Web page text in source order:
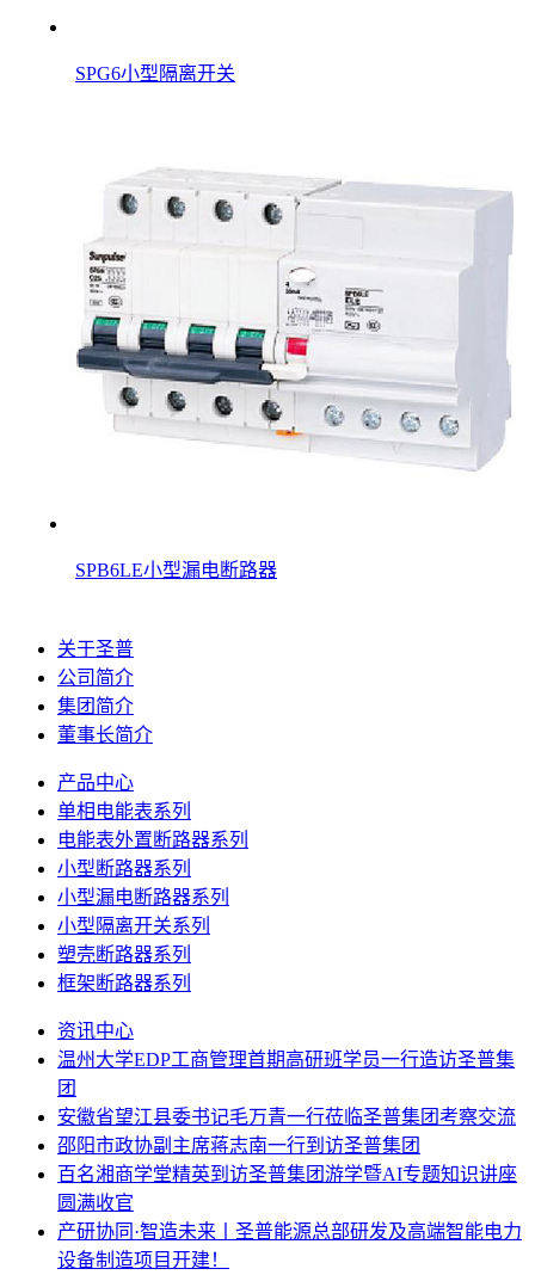
SPG6小型隔离开关
SPB6LE小型漏电断路器
关于圣普
公司简介
集团简介
董事长简介
产品中心
单相电能表系列
电能表外置断路器系列
小型断路器系列
小型漏电断路器系列
小型隔离开关系列
塑壳断路器系列
框架断路器系列
资讯中心
温州大学EDP工商管理首期高研班学员一行造访圣普集
团
安徽省望江县委书记毛万青一行莅临圣普集团考察交流
邵阳市政协副主席蒋志南一行到访圣普集团
百名湘商学堂精英到访圣普集团游学暨AI专题知识讲座
圆满收官
产研协同·智造未来丨圣普能源总部研发及高端智能电力
设备制造项目开建！